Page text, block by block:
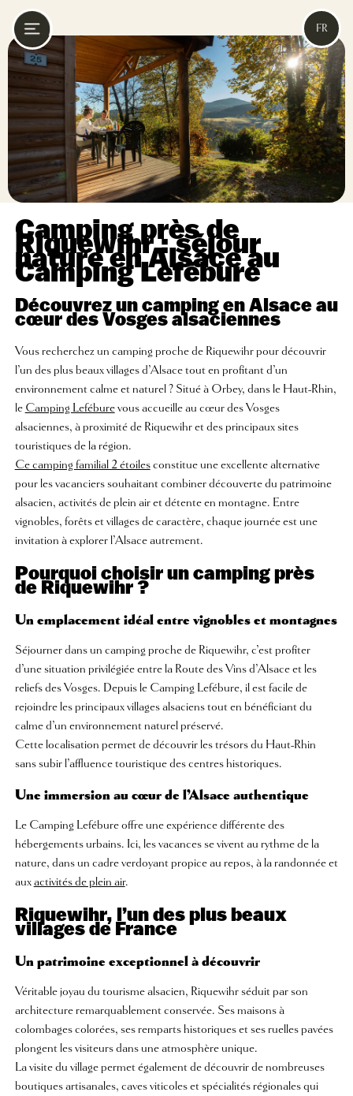
FR
Camping près de
Riquewihr : séjour
nature en Alsace au
Camping Lefébure
Découvrez un camping en Alsace au
cœur des Vosges alsaciennes
Vous recherchez un camping proche de Riquewihr pour découvrir
l’un des plus beaux villages d’Alsace tout en profitant d’un
environnement calme et naturel ? Situé à Orbey, dans le Haut-Rhin,
le Camping Leféburevous accueille au cœur des Vosges
alsaciennes, à proximité de Riquewihr et des principaux sites
touristiques de la région.
Ce camping familial 2 étoilesconstitue une excellente alternative
pour les vacanciers souhaitant combiner découverte du patrimoine
alsacien, activités de plein air et détente en montagne. Entre
vignobles, forêts et villages de caractère, chaque journée est une
invitation à explorer l’Alsace autrement.
Pourquoi choisir un camping près
de Riquewihr ?
Un emplacement idéal entre vignobles et montagnes
Séjourner dans un camping proche de Riquewihr, c’est profiter
d’une situation privilégiée entre la Route des Vins d’Alsace et les
reliefs des Vosges. Depuis le Camping Lefébure, il est facile de
rejoindre les principaux villages alsaciens tout en bénéficiant du
calme d’un environnement naturel préservé.
Cette localisation permet de découvrir les trésors du Haut-Rhin
sans subir l’affluence touristique des centres historiques.
Une immersion au cœur de l’Alsace authentique
Le Camping Lefébure offre une expérience différente des
hébergements urbains. Ici, les vacances se vivent au rythme de la
nature, dans un cadre verdoyant propice au repos, à la randonnée et
auxactivités de plein air.
Riquewihr, l’un des plus beaux
villages de France
Un patrimoine exceptionnel à découvrir
Véritable joyau du tourisme alsacien, Riquewihr séduit par son
architecture remarquablement conservée. Ses maisons à
colombages colorées, ses remparts historiques et ses ruelles pavées
plongent les visiteurs dans une atmosphère unique.
La visite du village permet également de découvrir de nombreuses
boutiques artisanales, caves viticoles et spécialités régionales qui